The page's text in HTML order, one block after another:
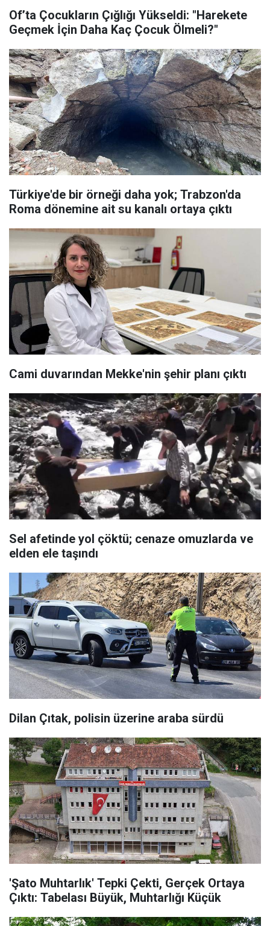
Of’ta Çocukların Çığlığı Yükseldi: "Harekete
Geçmek İçin Daha Kaç Çocuk Ölmeli?"
Türkiye'de bir örneği daha yok; Trabzon'da
Roma dönemine ait su kanalı ortaya çıktı
Cami duvarından Mekke'nin şehir planı çıktı
Sel afetinde yol çöktü; cenaze omuzlarda ve
elden ele taşındı
Dilan Çıtak, polisin üzerine araba sürdü
'Şato Muhtarlık' Tepki Çekti, Gerçek Ortaya
Çıktı: Tabelası Büyük, Muhtarlığı Küçük